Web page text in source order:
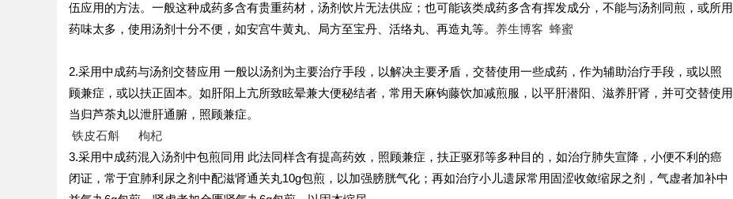
伍应用的方法。一般这种成药多含有贵重药材，汤剂饮片无法供应；也可能该类成药多含有挥发成分，不能与汤剂同煎，或所用
药味太多，使用汤剂十分不便，如安宫牛黄丸、局方至宝丹、活络丸、再造丸等。 养生博客 蜂蜜
2.采用中成药与汤剂交替应用 一般以汤剂为主要治疗手段，以解决主要矛盾，交替使用一些成药，作为辅助治疗手段，或以照
顾兼症，或以扶正固本。如肝阳上亢所致眩晕兼大便秘结者，常用天麻钩藤饮加减煎服，以平肝潜阳、滋养肝肾，并可交替使用
当归芦荼丸以泄肝通腑，照顾兼症。
铁皮石斛
枸杞
3.采用中成药混入汤剂中包煎同用 此法同样含有提高药效，照顾兼症，扶正驱邪等多种目的，如治疗肺失宣降，小便不利的癌
闭证，常于宜肺利尿之剂中配滋肾通关丸10g包煎，以加强膀胱气化；再如治疗小儿遗尿常用固涩收敛缩尿之剂，气虚者加补中